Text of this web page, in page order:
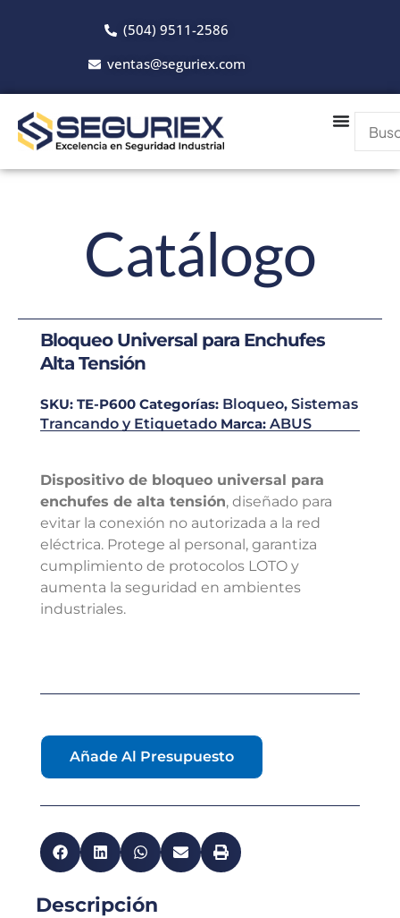
(504) 9511-2586
ventas@seguriex.com
Catálogo
Bloqueo Universal para Enchufes
Alta Tensión
SKU: TE-P600 Categorías: Bloqueo, Sistemas
Trancando y Etiquetado Marca: ABUS
Dispositivo de bloqueo universal para
enchufes de alta tensión, diseñado para
evitar la conexión no autorizada a la red
eléctrica. Protege al personal, garantiza
cumplimiento de protocolos LOTO y
aumenta la seguridad en ambientes
industriales.
Añade Al Presupuesto
Descripción